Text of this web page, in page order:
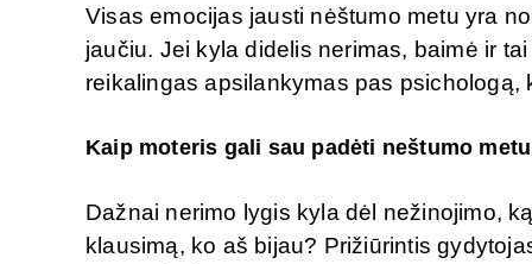
Visas emocijas jausti nėštumo metu yra
jaučiu. Jei kyla didelis nerimas, baimė ir
reikalingas apsilankymas pas psichologą,
Kaip moteris gali sau padėti neštumo
Dažnai nerimo lygis kyla dėl nežinojimo,
klausimą, ko aš bijau? Prižiūrintis